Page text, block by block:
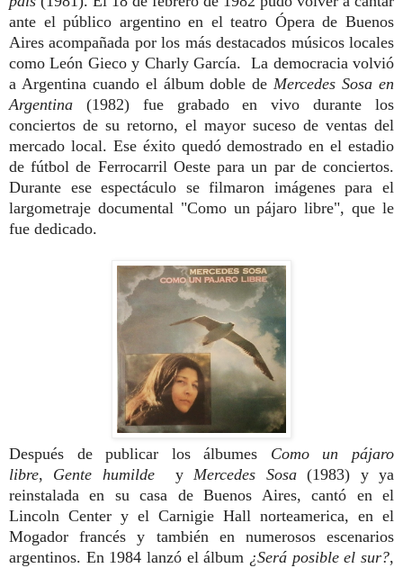
ante el público argentino en el teatro Ópera de Buenos
Aires acompañada por los más destacados músicos locales
como León Gieco y Charly García. La democracia volvió
a Argentina cuando el álbum doble deMercedes Sosa en
Argentina (1982) fue grabado en vivo durante los
conciertos de su retorno, el mayor suceso de ventas del
mercado local. Ese éxito quedó demostrado en el estadio
de fútbol de Ferrocarril Oeste para un par de conciertos.
Durante ese espectáculo se filmaron imágenes para el
largometraje documental "Como un pájaro libre", que le
fue dedicado.
Después de publicar los álbumes Como un pájaro
libre, Gente humilde yMercedes Sosa(1983) y ya
reinstalada en su casa de Buenos Aires, cantó en el
Lincoln Center y el Carnigie Hall norteamerica, en el
Mogador francés y también en numerosos escenarios
argentinos. En 1984 lanzó el álbum ¿Será posible el sur?,